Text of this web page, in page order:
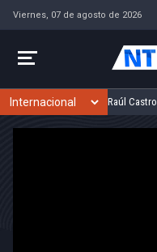
Viernes, 07 de agosto de 2026
Raúl Castro